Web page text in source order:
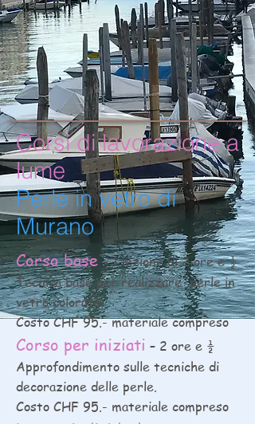
Corsi di lavorazione a
lume
Perle in vetro di
Murano
Corso base– 1 lezione di 2 ore e ½
Tecnica base per realizzare perle in
vetro colorato.
Costo CHF 95.- materiale compreso
Corso per iniziati – 2 ore e ½
Approfondimento sulle tecniche di
decorazione delle perle.
Costo CHF 95.- materiale compreso